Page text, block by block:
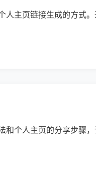
主页链接生成的方式
个人主页的分享步骤，